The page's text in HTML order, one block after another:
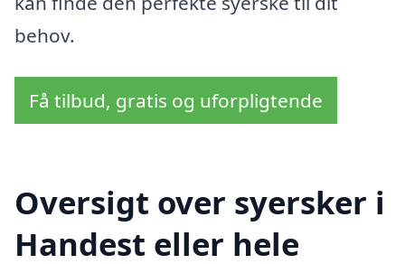
behov.
Få tilbud, gratis og uforpligtende
Oversigt over syersker i
Handest eller hele